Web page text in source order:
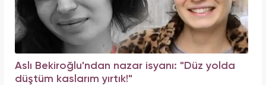
Aslı Bekiroğlu'ndan nazar isyanı: "Düz yolda
düştüm kaslarım yırtık!"